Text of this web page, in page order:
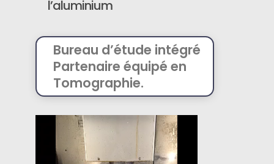
l’aluminium
Bureau d’étude intégré
Partenaire équipé en
Tomographie.